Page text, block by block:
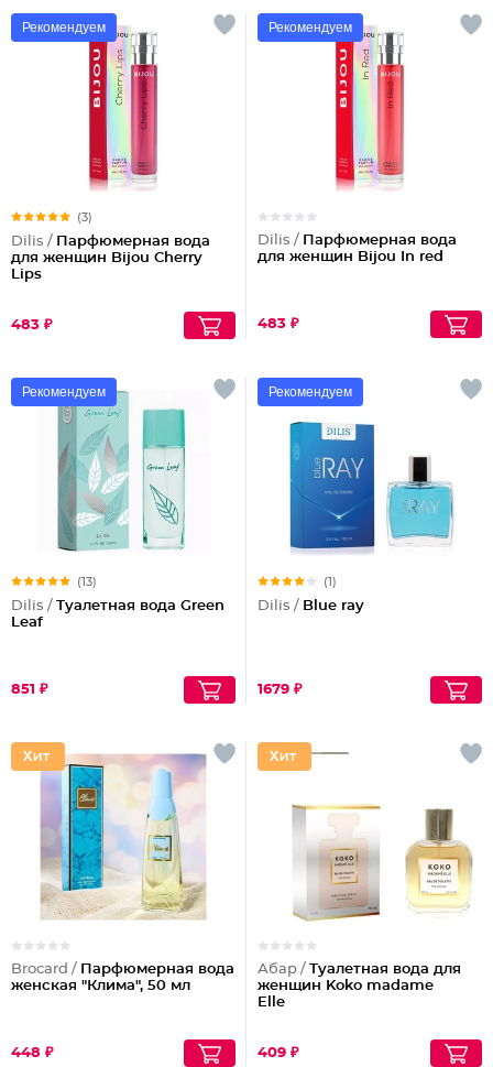
Рекомендуем
(3)
Dilis / Парфюмерная вода
для женщин Bijou Cherry
Lips
483 ₽
Рекомендуем
Dilis / Парфюмерная вода
для женщин Bijou In red
483 ₽
Рекомендуем
(13)
Dilis / Туалетная вода Green
Leaf
851 ₽
Рекомендуем
(1)
Dilis / Blue ray
1679 ₽
Brocard / Парфюмерная вода
женская "Клима", 50 мл
448 ₽
Абар / Туалетная вода для
женщин Koko madame
Elle
409 ₽